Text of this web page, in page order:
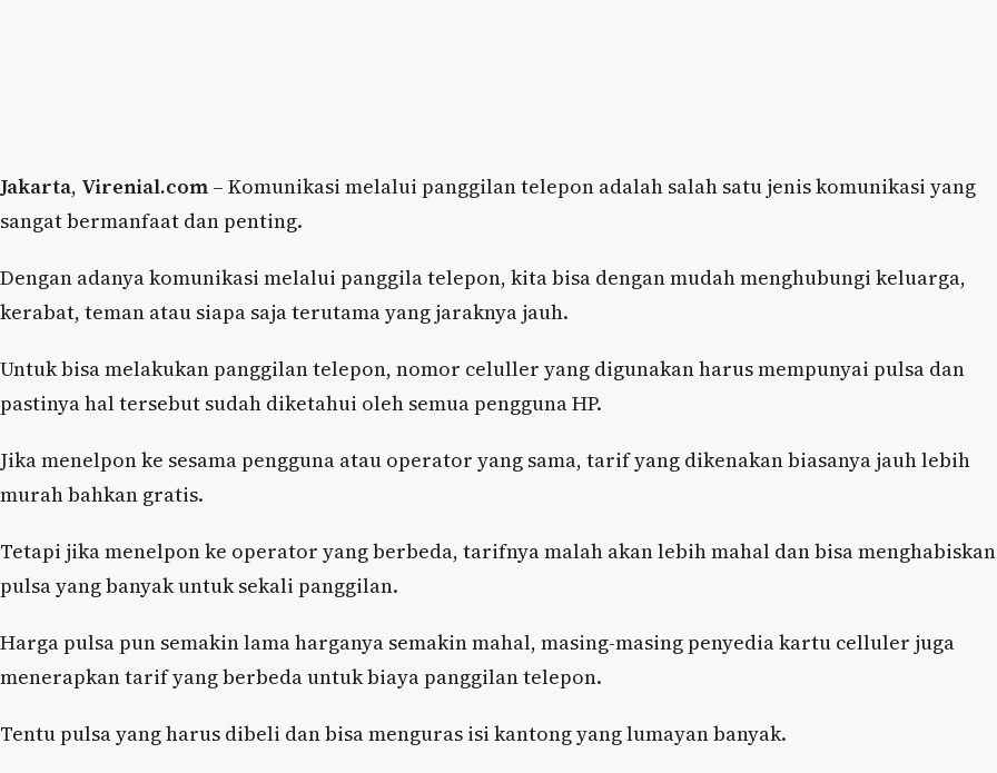
Jakarta, Virenial.com – Komunikasi melalui panggilan telepon adalah salah satu jenis komunikasi yang
sangat bermanfaat dan penting.
Dengan adanya komunikasi melalui panggila telepon, kita bisa dengan mudah menghubungi keluarga,
kerabat, teman atau siapa saja terutama yang jaraknya jauh.
Untuk bisa melakukan panggilan telepon, nomor celuller yang digunakan harus mempunyai pulsa dan
pastinya hal tersebut sudah diketahui oleh semua pengguna HP.
Jika menelpon ke sesama pengguna atau operator yang sama, tarif yang dikenakan biasanya jauh lebih
murah bahkan gratis.
Tetapi jika menelpon ke operator yang berbeda, tarifnya malah akan lebih mahal dan bisa menghabiskan
pulsa yang banyak untuk sekali panggilan.
Harga pulsa pun semakin lama harganya semakin mahal, masing-masing penyedia kartu celluler juga
menerapkan tarif yang berbeda untuk biaya panggilan telepon.
Tentu pulsa yang harus dibeli dan bisa menguras isi kantong yang lumayan banyak.